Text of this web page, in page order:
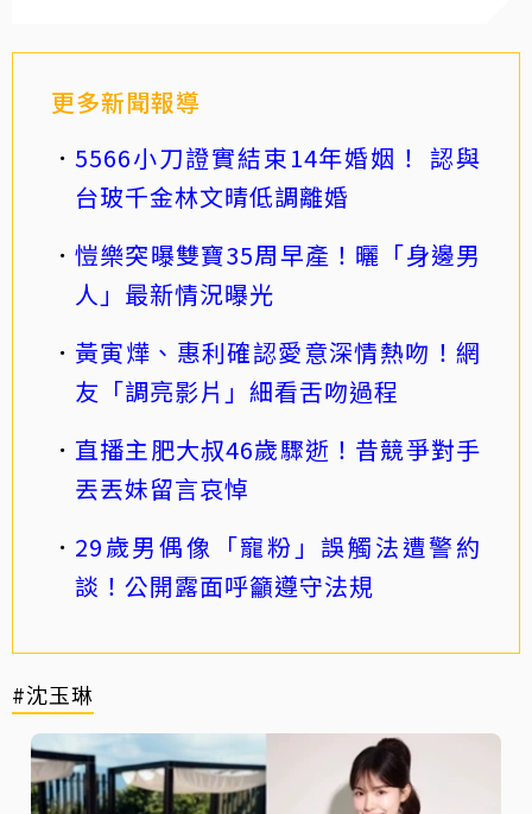
更多新聞報導
5566小刀證實結束14年婚姻！ 認與
台玻千金林文晴低調離婚
愷樂突曝雙寶35周早產！曬「身邊男
人」最新情況曝光
黃寅燁、惠利確認愛意深情熱吻！網
友「調亮影片」細看舌吻過程
直播主肥大叔46歲驟逝！昔競爭對手
丟丟妹留言哀悼
29歲男偶像「寵粉」誤觸法遭警約
談！公開露面呼籲遵守法規
#沈玉琳